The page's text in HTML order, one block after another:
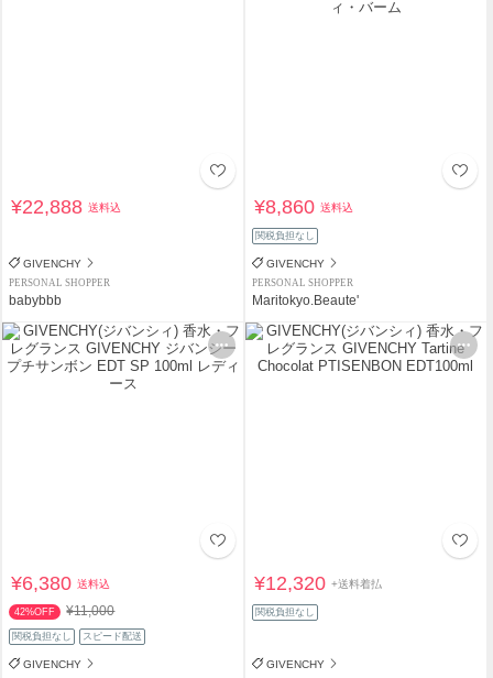
¥22,888送料込
GIVENCHY
PERSONAL SHOPPER
babybbb
¥8,860送料込
関税負担なし
GIVENCHY
PERSONAL SHOPPER
Maritokyo.Beaute'
¥6,380送料込
42%OFF ¥11,000
関税負担なし スピード配送
GIVENCHY
¥12,320+送料着払
関税負担なし
GIVENCHY